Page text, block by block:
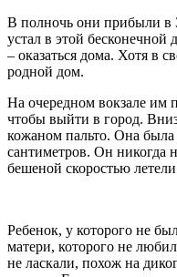
В полночь они прибыли в
устал в этой бесконечной
– оказаться дома. Хотя в
родной дом.
На очередном вокзале им
чтобы выйти в город.
кожаном пальто. Она
сантиметров. Он никогда
бешеной скоростью
Ребенок, у которого не
матери, которого не
не ласкали, похож на